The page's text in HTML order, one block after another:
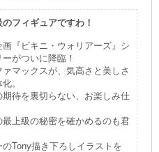
フィギュアですわ！
『ビキニ・ウォリアーズ』シ
がついに降臨！
マックスが、気高さと美しさ
。
待を裏切らない、お楽しみ仕
上級の秘密を確かめるのも君
Tony描き下ろしイラストを